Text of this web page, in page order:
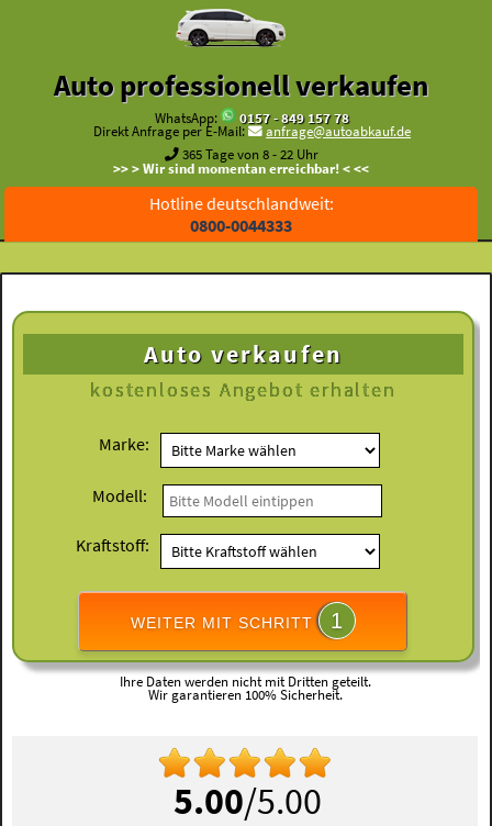
Auto professionell verkaufen
WhatsApp:
0157 - 849 157 78
Direkt Anfrage per E-Mail:
anfrage@autoabkauf.de
365 Tage von 8 - 22 Uhr
>> > Wir sind momentan erreichbar! < <<
Hotline deutschlandweit:
0800-0044333
Auto verkaufen
kostenloses Angebot erhalten
Marke:
Modell:
Kraftstoff:
WEITER MIT SCHRITT 1
Ihre Daten werden nicht mit Dritten geteilt.
Wir garantieren 100% Sicherheit.
5.00/5.00